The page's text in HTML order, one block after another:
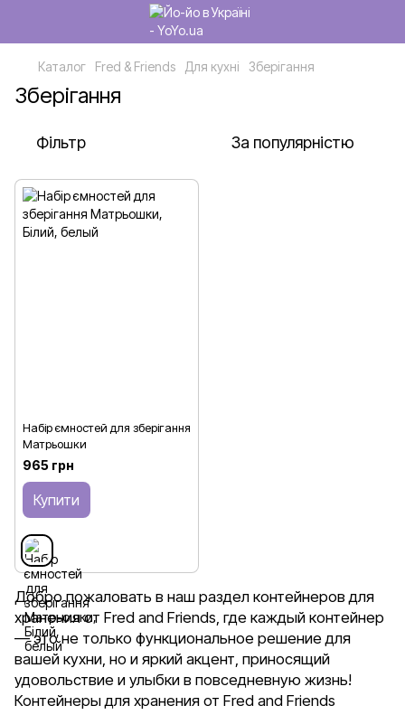
Каталог Fred & Friends Для кухні Зберігання
Зберігання
Фільтр За популярністю
Набір ємностей для зберігання
Матрьошки
965 грн
Купити
Добро пожаловать в наш раздел контейнеров для
хранения от Fred and Friends, где каждый контейнер
— это не только функциональное решение для
вашей кухни, но и яркий акцент, приносящий
удовольствие и улыбки в повседневную жизнь!
Контейнеры для хранения от Fred and Friends